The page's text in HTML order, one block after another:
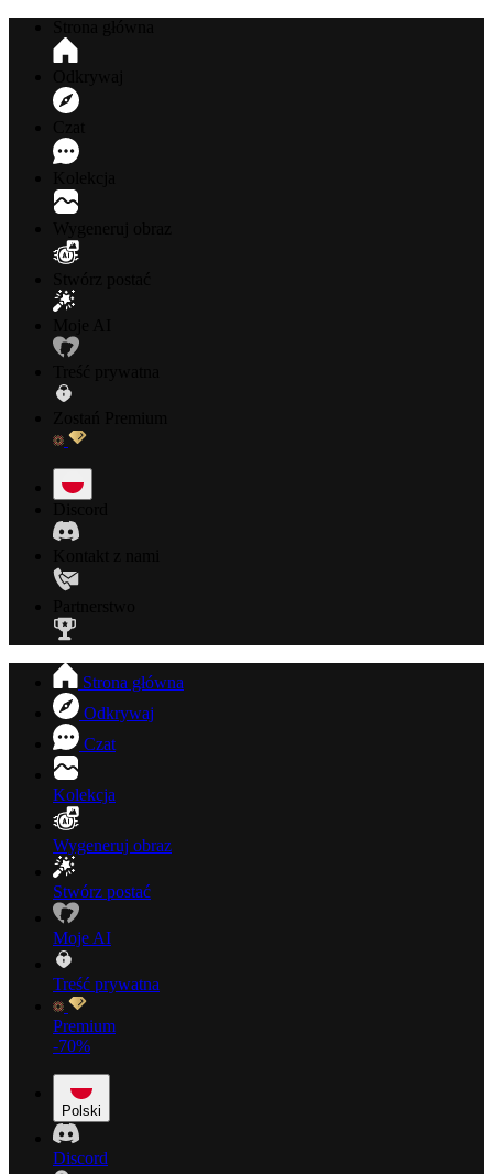
Strona główna
Odkrywaj
Czat
Kolekcja
Wygeneruj obraz
Stwórz postać
Moje AI
Treść prywatna
Premium
-70%
Polski
Discord